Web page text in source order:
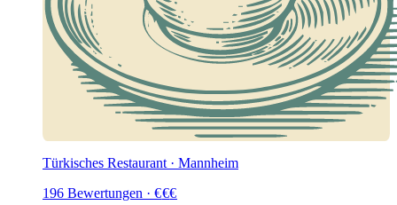
Türkisches Restaurant · Mannheim
196 Bewertungen · €€€